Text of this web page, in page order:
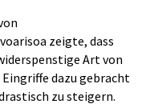
zeigte, dass
Art von
dazu gebracht
zu steigern.